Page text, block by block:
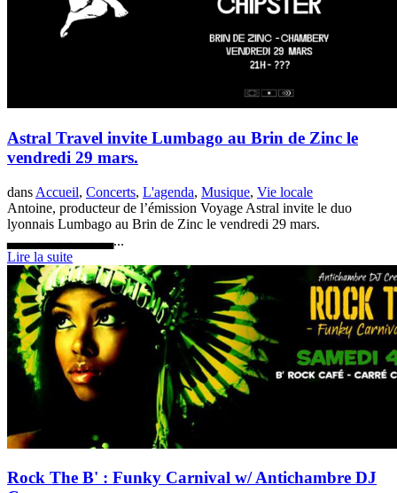
Astral Travel invite Lumbago au Brin de Zinc le
vendredi 29 mars.
dans Accueil, Concerts, L'agenda, Musique, Vie locale
Antoine, producteur de l’émission Voyage Astral invite le duo
lyonnais Lumbago au Brin de Zinc le vendredi 29 mars.
▃▃▃▃▃▃▃▃▃▃...
Lire la suite
Rock The B' : Funky Carnival w/ Antichambre DJ